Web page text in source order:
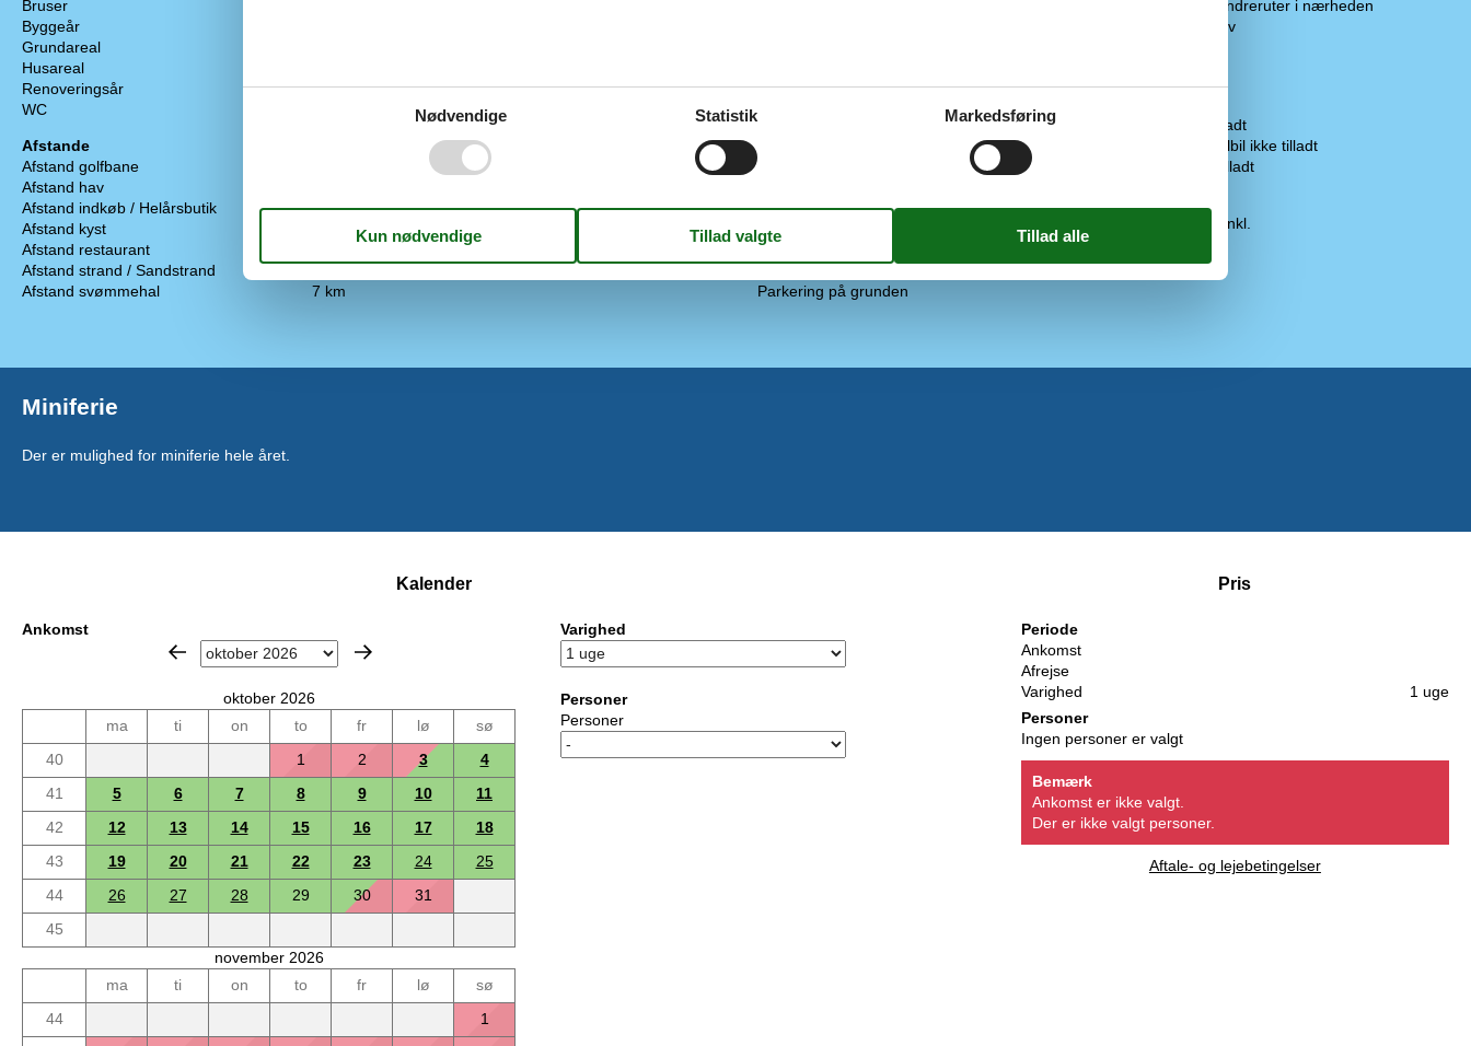
Bruser
Byggeår
Grundareal
Husareal
Renoveringsår
2010
WC
Afstande
Afstand golfbane
Afstand hav
Afstand indkøb / Helårsbutik
1,4 km
Afstand kyst
Afstand restaurant
Afstand strand / Sandstrand
Afstand svømmehal
7 km
Elkedel
Kogeplader
Køleskab med frys
Mikroovn
Ovn
Vaskemaskine
Gratis Wi-Fi - Over 100 Mbit
Min. NRK1
• Min. SVT1
Min. ZDF, ARD
Udenfor
2 x Terrasse / Åben terrasse
Grill
Parkering på grunden
Afmærkede vandreruter i nærheden
Flise-/klinkegulv
Husdyr ikke tilladt
Opladning af elbil ikke tilladt
Rygning ikke tilladt
Slutrengøring inkl.
Miniferie
Der er mulighed for miniferie hele året.
Kalender
Ankomst
oktober 2026
ma
ti on to fr lø
sø
40
1 2 3
4
41
5 6 7 8 9 10
11
42
12 13 14 15 16 17
18
43
19 20 21 22 23 24
25
44
26 27 28 29 30
31
45
november 2026
ma
ti on to fr lø
sø
44
1
Varighed
Personer
Personer
Pris
Periode
Ankomst
Afrejse
Varighed
1 uge
Personer
Ingen personer er valgt
Bemærk
Ankomst er ikke valgt.
Der er ikke valgt personer.
Aftale- og lejebetingelser
Nødvendige Statistik Markedsføring